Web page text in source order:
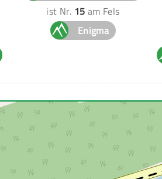
ist Nr. 15 am Fels
Enigma